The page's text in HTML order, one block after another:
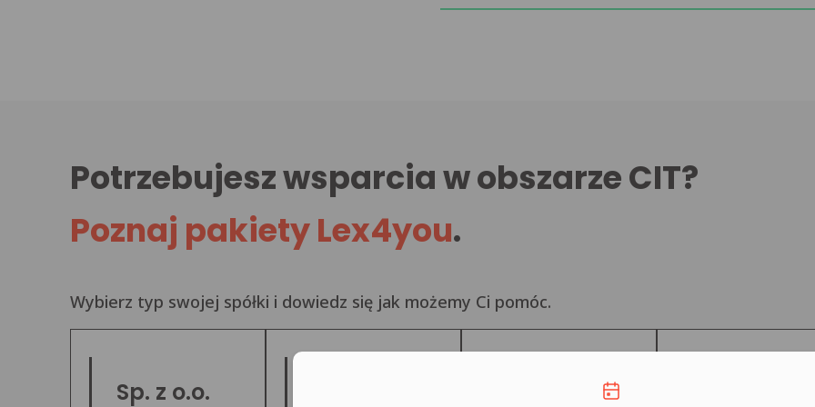
Potrzebujesz wsparcia w obszarze CIT?
Poznaj pakiety Lex4you.
Wybierz typ swojej spółki i dowiedz się jak możemy Ci pomóc.
Sp. z o.o.